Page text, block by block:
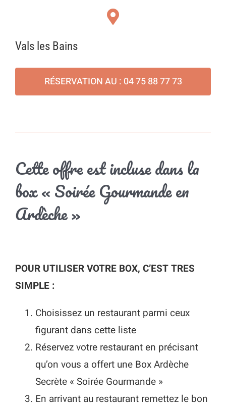
Vals les Bains
RÉSERVATION AU : 04 75 88 77 73
Cette offre est incluse dans la
box « Soirée Gourmande en
Ardèche »
POUR UTILISER VOTRE BOX, C’EST TRES
SIMPLE :
Choisissez un restaurant parmi ceux
figurant dans cette liste
Réservez votre restaurant en précisant
qu’on vous a offert une Box Ardèche
Secrète « Soirée Gourmande »
En arrivant au restaurant remettez le bon